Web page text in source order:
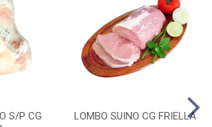
S/P CG
LOMBO SUINO CG FRIELLA